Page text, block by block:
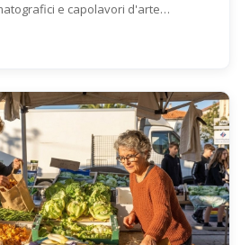
e capolavori d'arte